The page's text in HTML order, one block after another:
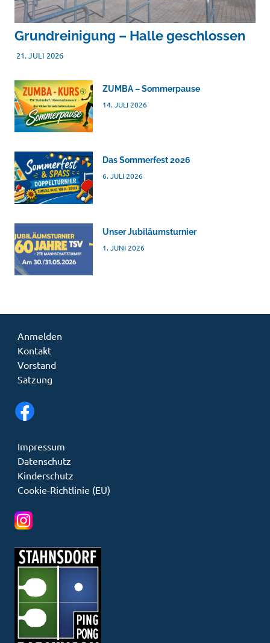
Grundreinigung – Halle geschlossen
21. JULI 2026TSVADMIN
ZUMBA – Sommerpause
14. JULI 2026
Das Sommerfest 2026
6. JULI 2026
Unser Jubiläumsturnier
1. JUNI 2026
Anmelden
Kontakt
Vorstand
Satzung
Impressum
Datenschutz
Kinderschutz
Cookie-Richtlinie (EU)